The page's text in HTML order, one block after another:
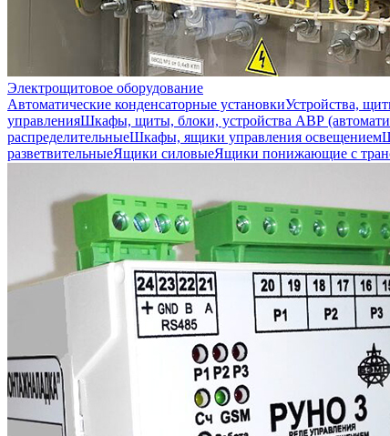
Электрощитовое оборудование
Автоматические конденсаторные установкиУстройства,
управленияШкафы, щиты, блоки, устройства АВР
распределительныеШкафы, ящики управления освещением
разветвительныеЯщики силовыеЯщики понижающие с